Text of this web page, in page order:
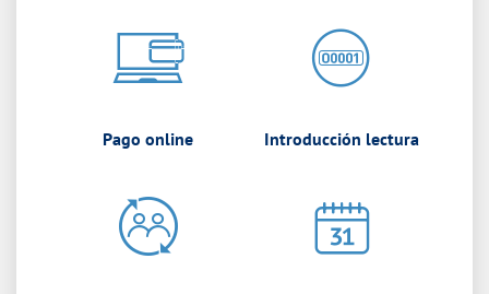
Pago online Introducción lectura